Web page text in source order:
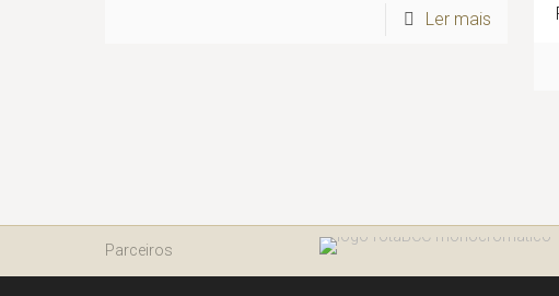
Ler mais
Parceiros